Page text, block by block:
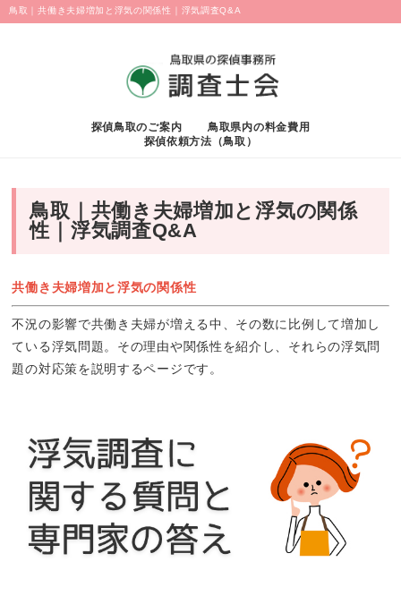
鳥取｜共働き夫婦増加と浮気の関係
性｜浮気調査Q&A
共働き夫婦増加と浮気の関係性
不況の影響で共働き夫婦が増える中、その数に比例して増加し
ている浮気問題。その理由や関係性を紹介し、それらの浮気問
題の対応策を説明するページです。
鳥取｜共働き夫婦増加と浮気の関係性｜浮気調査Q&A
探偵鳥取のご案内
鳥取県内の料金費用
探偵依頼方法（鳥取）